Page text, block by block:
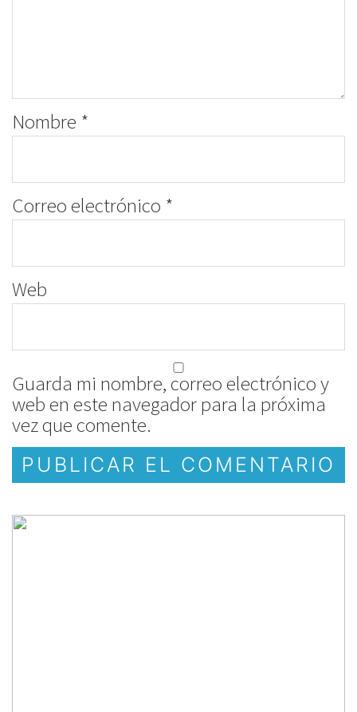
Nombre *
Correo electrónico *
Web
Guarda mi nombre, correo electrónico y
web en este navegador para la próxima
vez que comente.